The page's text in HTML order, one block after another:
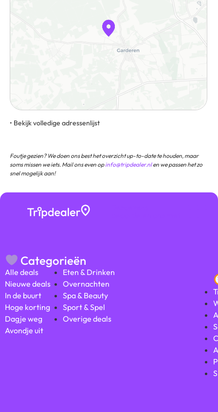
• Bekijk volledige adressenlijst
Nederland
Foutje gezien? We doen ons best het overzicht up-to-date te houden, maar
soms missen we iets. Mail ons even opinfo@tripdealer.nlen we passen het zo
snel mogelijk aan!
Categorieën
Alle deals
Nieuwe deals
In de buurt
Hoge korting
Dagje weg
Avondje uit
Eten & Drinken
Overnachten
Spa & Beauty
Sport & Spel
Overige deals